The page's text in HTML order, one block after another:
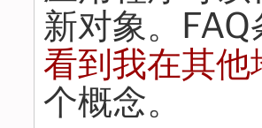
新对象。FAQ
看到我在其
个概念。